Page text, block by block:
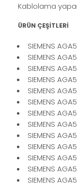
Kablolama
ÜRÜN ÇEŞİTLERİ
SIEMENS
SIEMENS
SIEMENS
SIEMENS
SIEMENS
SIEMENS
SIEMENS
SIEMENS
SIEMENS
SIEMENS
SIEMENS
SIEMENS
SIEMENS